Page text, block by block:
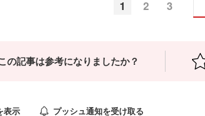
1 2 3
の記事は参考になりましたか？
表示 プッシュ通知を受け取る